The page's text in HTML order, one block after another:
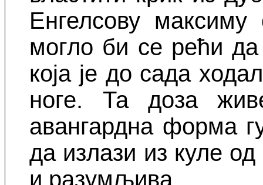
Енгелсову максиму
могло би се рећи да
која је до сада
ноге. Та доза
авангардна форма
да излази из куле од
и разумљива.